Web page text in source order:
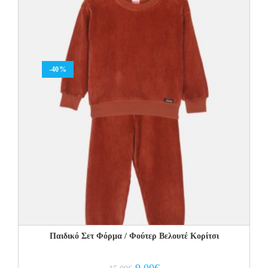
-40%
Παιδικό Σετ Φόρμα / Φούτερ Βελουτέ Κορίτσι
OriginalCurrent